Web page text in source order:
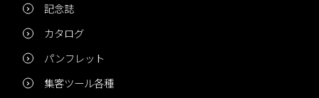
記念誌
カタログ
パンフレット
集客ツール各種